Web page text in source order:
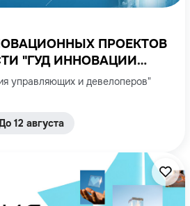
ПРОЕКТОВ
"ГУД ИННОВАЦИИ
управляющих и девелоперов"
12 августа